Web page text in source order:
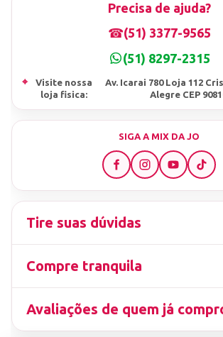
Precisa de ajuda?
☎(51) 3377-9565
(51) 8297-2315
⌖
Visite nossa
loja fisica:
Av. Icarai 780 Loja 112
Alegre CEP
SIGA A MIX DA JO
Tire suas dúvidas
Compre tranquila
Avaliações de quem já